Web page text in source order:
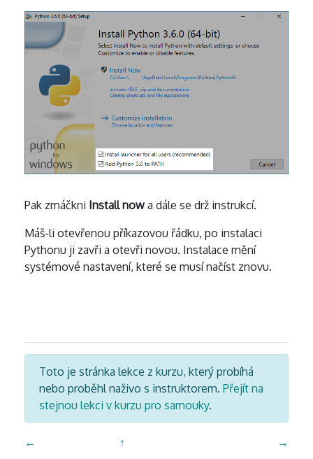
Pak zmáčkni Install now a dále se drž instrukcí.
Máš-li otevřenou příkazovou řádku, po instalaci
Pythonu ji zavři a otevři novou. Instalace mění
systémové nastavení, které se musí načíst znovu.
Toto je stránka lekce z kurzu, který probíhá
nebo proběhl naživo s instruktorem. Přejít na
stejnou lekci v kurzu pro samouky.
← ↑ →